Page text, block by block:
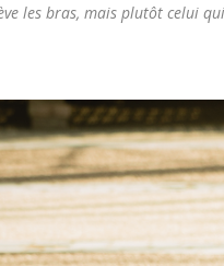
les bras, mais plutôt celui